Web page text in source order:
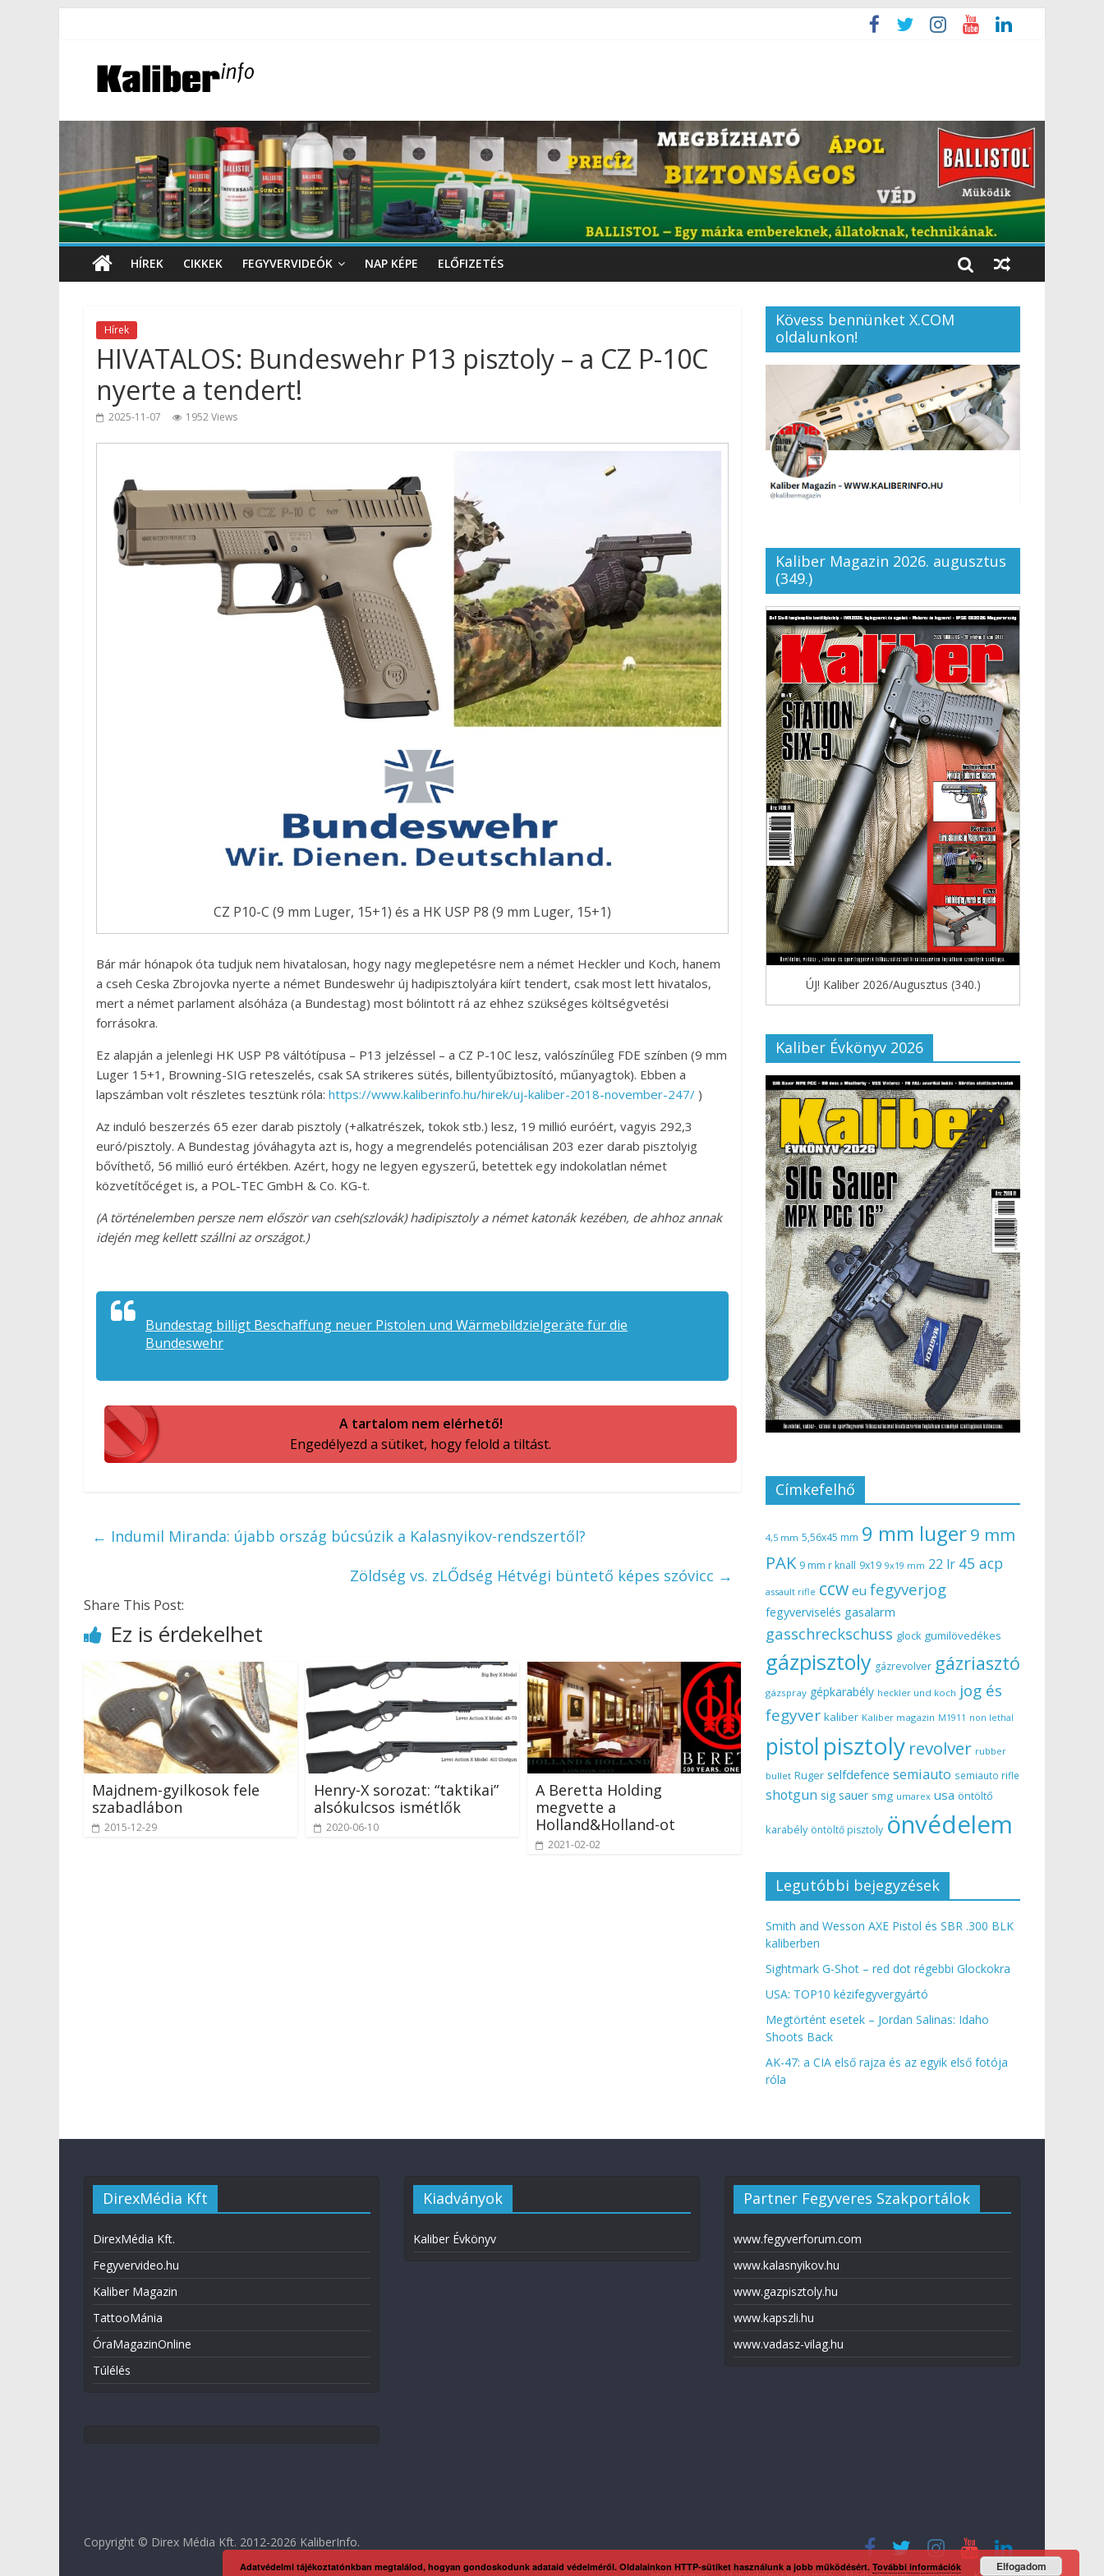
HÍREK CIKKEK FEGYVERVIDEÓK NAP KÉPE ELŐFIZETÉS
Hírek
HIVATALOS: Bundeswehr P13 pisztoly – a CZ P-10C
nyerte a tendert!
2025-11-07 1952 Views
CZ P10-C (9 mm Luger, 15+1) és a HK USP P8 (9 mm Luger, 15+1)
Bár már hónapok óta tudjuk nem hivatalosan, hogy nagy meglepetésre nem a német Heckler und Koch, hanem
a cseh Ceska Zbrojovka nyerte a német Bundeswehr új hadipisztolyára kiírt tendert, csak most lett hivatalos,
mert a német parlament alsóháza (a Bundestag) most bólintott rá az ehhez szükséges költségvetési
forrásokra.
Ez alapján a jelenlegi HK USP P8 váltótípusa – P13 jelzéssel – a CZ P-10C lesz, valószínűleg FDE színben (9 mm
Luger 15+1, Browning-SIG reteszelés, csak SA strikeres sütés, billentyűbiztosító, műanyagtok). Ebben a
lapszámban volt részletes tesztünk róla: https://www.kaliberinfo.hu/hirek/uj-kaliber-2018-november-247/ )
Az induló beszerzés 65 ezer darab pisztoly (+alkatrészek, tokok stb.) lesz, 19 millió euróért, vagyis 292,3
euró/pisztoly. A Bundestag jóváhagyta azt is, hogy a megrendelés potenciálisan 203 ezer darab pisztolyig
bővíthető, 56 millió euró értékben. Azért, hogy ne legyen egyszerű, betettek egy indokolatlan német
közvetítőcéget is, a POL-TEC GmbH & Co. KG-t.
(A történelemben persze nem először van cseh(szlovák) hadipisztoly a német katonák kezében, de ahhoz annak
idején meg kellett szállni az országot.)
Bundestag billigt Beschaffung neuer Pistolen und Wärmebildzielgeräte für die
Bundeswehr
A tartalom nem elérhető!
Engedélyezd a sütiket, hogy felold a tiltást.
← Indumil Miranda: újabb ország búcsúzik a Kalasnyikov-rendszertől?
Zöldség vs. zLŐdség Hétvégi büntető képes szóvicc →
Share This Post:
Ez is érdekelhet
Majdnem-gyilkosok fele
szabadlábon
2015-12-29
Henry-X sorozat: “taktikai”
alsókulcsos ismétlők
2020-06-10
A Beretta Holding
megvette a
Holland&Holland-ot
2021-02-02
Kövess bennünket X.COM
oldalunkon!
Kaliber Magazin 2026. augusztus
(349.)
ÚJ! Kaliber 2026/Augusztus (340.)
Kaliber Évkönyv 2026
Címkefelhő
4,5 mm 5,56x45 mm 9 mm luger9 mm
PAK 9 mm r knall 9x19 9x19 mm 22 lr 45 acp
assault rifle ccw eu fegyverjog
fegyverviselés gasalarm
gasschreckschuss glock gumilövedékes
gázpisztoly gázrevolver gázriasztó
gázspray gépkarabély heckler und koch jog és
fegyver kaliber Kaliber magazin M1911 non lethal
pistol pisztoly revolver rubber
bullet Ruger selfdefence semiauto semiauto rifle
shotgun sig sauer smg umarex usa öntöltő
karabély öntöltő pisztoly önvédelem
Legutóbbi bejegyzések
Smith and Wesson AXE Pistol és SBR .300 BLK
kaliberben
Sightmark G-Shot – red dot régebbi Glockokra
USA: TOP10 kézifegyvergyártó
Megtörtént esetek – Jordan Salinas: Idaho
Shoots Back
AK-47: a CIA első rajza és az egyik első fotója
róla
DirexMédia Kft
DirexMédia Kft.
Fegyvervideo.hu
Kaliber Magazin
TattooMánia
ÓraMagazinOnline
Túlélés
Kiadványok
Kaliber Évkönyv
Partner Fegyveres Szakportálok
www.fegyverforum.com
www.kalasnyikov.hu
www.gazpisztoly.hu
www.kapszli.hu
www.vadasz-vilag.hu
Copyright © Direx Média Kft. 2012-2026 KaliberInfo.
Adatvédelmi tájékoztatónkban megtalálod, hogyan gondoskodunk adataid védelméről. Oldalainkon HTTP-sütiket használunk a jobb működésért. További információk Elfogadom